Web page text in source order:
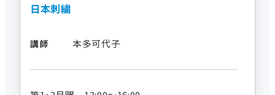
日本刺繍
講師 本多可代子